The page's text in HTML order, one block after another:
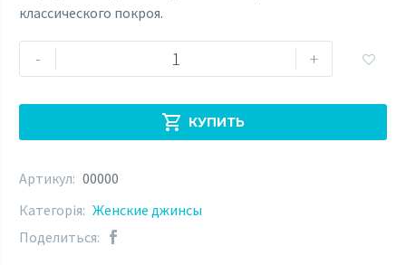
классического покроя.
-
Количество
товара
светло-
варенка,
порванные
#00000
+
 КУПИТЬ

Артикул: 00000
Категорія: Женские джинсы
Поделиться: